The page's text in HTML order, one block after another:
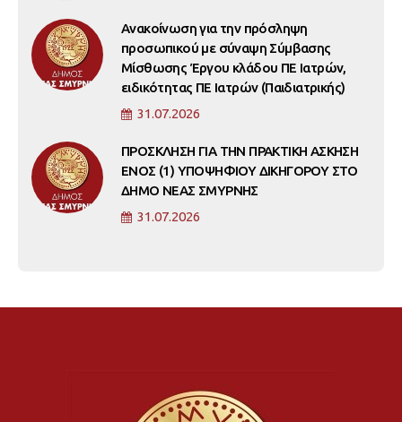
Ανακοίνωση για την πρόσληψη
προσωπικού με σύναψη Σύμβασης
Μίσθωσης Έργου κλάδου ΠΕ Ιατρών,
ειδικότητας ΠΕ Ιατρών (Παιδιατρικής)
31.07.2026
ΠΡΟΣΚΛΗΣΗ ΓΙΑ ΤΗΝ ΠΡΑΚΤΙΚΗ ΑΣΚΗΣΗ
ΕΝΟΣ (1) ΥΠΟΨΗΦΙΟΥ ΔΙΚΗΓΟΡΟΥ ΣΤΟ
ΔΗΜΟ ΝΕΑΣ ΣΜΥΡΝΗΣ
31.07.2026